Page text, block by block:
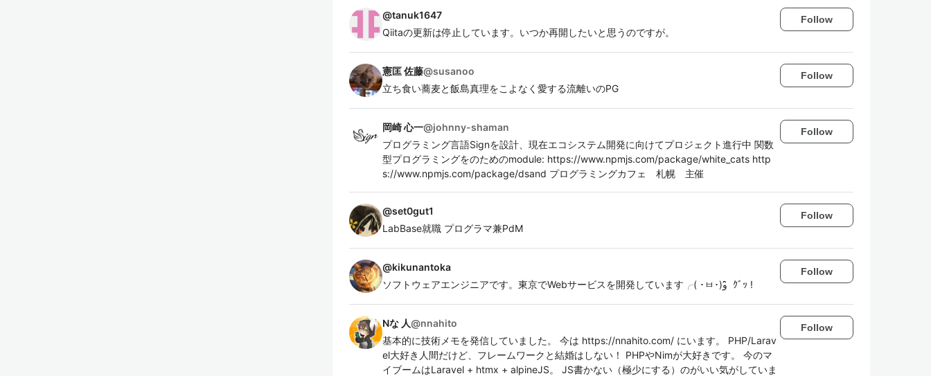
@tanuk1647
Qiitaの更新は停止しています。いつか再開したいと思うのですが。
Follow
憲匡 佐藤@susanoo
立ち食い蕎麦と飯島真理をこよなく愛する流離いのPG
Follow
岡崎 心一@johnny-shaman
プログラミング言語Signを設計、現在エコシステム開発に向けてプロジェクト進行中 関数
型プログラミングをのためのmodule: https://www.npmjs.com/package/white_cats http
s://www.npmjs.com/package/dsand プログラミングカフェ 札幌 主催
Follow
@set0gut1
LabBase就職 プログラマ兼PdM
Follow
@kikunantoka
ソフトウェアエンジニアです。東京でWebサービスを開発しています╭( ･ㅂ･)و ̑̑ ｸﾞｯ !
Follow
Nな 人@nnahito
基本的に技術メモを発信していました。 今は https://nnahito.com/ にいます。 PHP/Larav
el大好き人間だけど、フレームワークと結婚はしない！ PHPやNimが大好きです。 今のマ
イブームはLaravel + htmx + alpineJS。 JS書かない（極少にする）のがいい気がしていま
Follow